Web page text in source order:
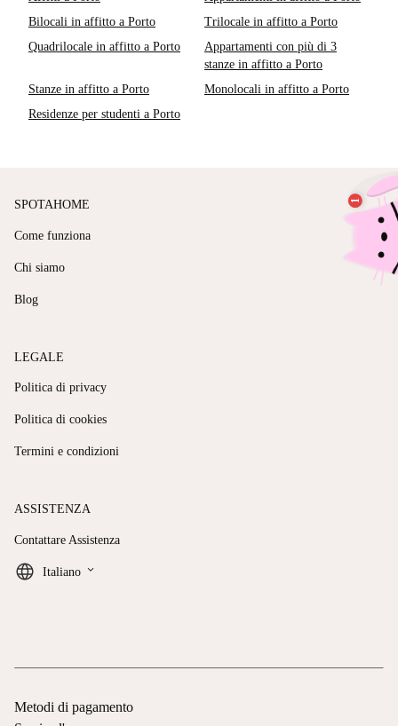
Bilocali in affitto a Porto
Trilocale in affitto a Porto
Quadrilocale in affitto a Porto
Appartamenti con più di 3
stanze in affitto a Porto
Stanze in affitto a Porto
Monolocali in affitto a Porto
Residenze per studenti a Porto
SPOTAHOME
Come funziona
Chi siamo
Blog
LEGALE
Politica di privacy
Politica di cookies
Termini e condizioni
ASSISTENZA
Contattare Assistenza
Italiano keyboard_arrow_down
Metodi di pagamento